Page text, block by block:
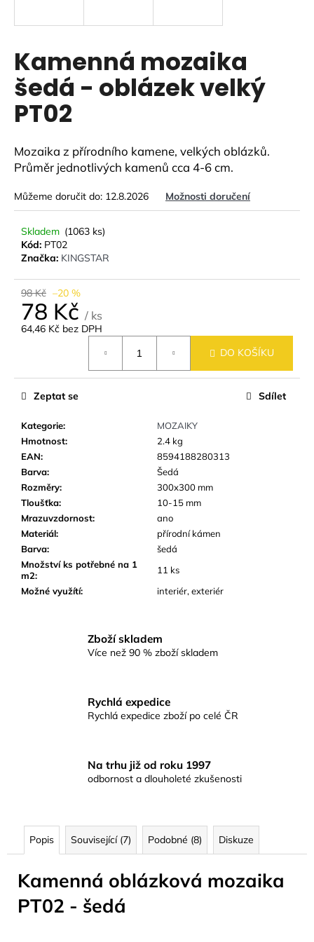
Kamenná mozaika
šedá - oblázek velký
PT02
Mozaika z přírodního kamene, velkých oblázků.
Průměr jednotlivých kamenů cca 4-6 cm.
Můžeme doručit do: 12.8.2026 Možnosti doručení
Skladem (1063 ks)
Kód: PT02
Značka: KINGSTAR
98 Kč –20 %
78 Kč / ks
64,46 Kč bez DPH
DO KOŠÍKU
Kategorie:
MOZAIKY
Hmotnost:
2.4 kg
EAN:
8594188280313
Barva:
Šedá
Rozměry:
300x300 mm
Tloušťka:
10-15 mm
Mrazuvzdornost:
ano
Materiál:
přírodní kámen
Barva:
šedá
Množství ks potřebné na 1
m2:
11 ks
Možné využítí: interiér, exteriér
Zeptat se Sdílet
Zboží skladem
Více než 90 % zboží skladem
Rychlá expedice
Rychlá expedice zboží po celé ČR
Na trhu již od roku 1997
odbornost a dlouholeté zkušenosti
Popis Související (7) Podobné (8) Diskuze
Kamenná oblázková mozaika
PT02 - šedá
í
t
?
HLEDAT
D
o
p
r
u
u
m
e
SKLENĚNÁ
MOZAIKA
MSM51
HNĚDÁ
ŠRAFOVANÁ
95
Kč